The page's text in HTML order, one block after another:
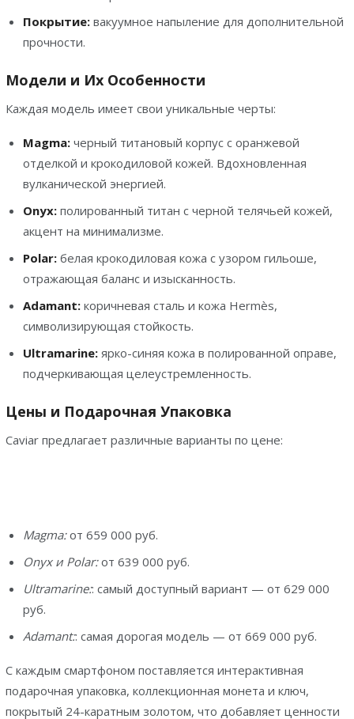
Покрытие:вакуумное напыление для дополнительной
прочности.
Модели и Их Особенности
Каждая модель имеет свои уникальные черты:
Magma:черный титановый корпус с оранжевой
отделкой и крокодиловой кожей. Вдохновленная
вулканической энергией.
Onyx:полированный титан с черной телячьей кожей,
акцент на минимализме.
Polar:белая крокодиловая кожа с узором гильоше,
отражающая баланс и изысканность.
Adamant:коричневая сталь и кожа Hermès,
символизирующая стойкость.
Ultramarine:ярко-синяя кожа в полированной оправе,
подчеркивающая целеустремленность.
Цены и Подарочная Упаковка
Caviar предлагает различные варианты по цене:
Magma:от 659 000 руб.
Onyx и Polar:от 639 000 руб.
Ultramarine:: самый доступный вариант — от 629 000
руб.
Adamant:: самая дорогая модель — от 669 000 руб.
C каждым смартфоном поставляется интерактивная
подарочная упаковка, коллекционная монета и ключ,
покрытый 24-каратным золотом, что добавляет ценности